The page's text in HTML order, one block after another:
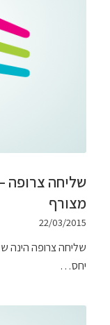
שליחה צרופה
מצורף
22/03/2015
שליחה צרופה הינה
יחס…